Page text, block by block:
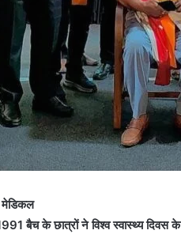
मेडिकल
बैच के छात्रों ने विश्व स्वास्थ्य दिवस